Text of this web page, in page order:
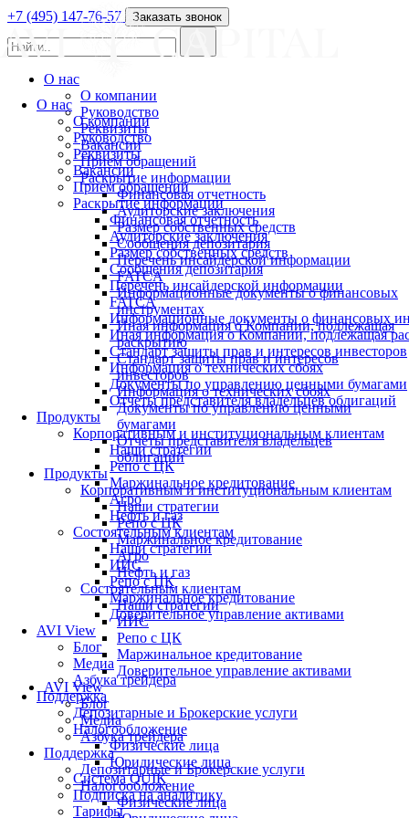
О нас
О компании
Руководство
Реквизиты
Вакансии
Прием обращений
Раскрытие информации
Финансовая отчетность
Аудиторские заключения
Размер собственных средств
Сообщения депозитария
Перечень инсайдерской информации
FATCA
Информационные документы о финансовых
Иная информация о Компании, подлежащая
Стандарт защиты прав и интересов инвесторов
Информация о технических сбоях
Документы по управлению ценными бумагами
Отчеты представителя владельцев облигаций
Продукты
Корпоративным и институциональным клиентам
Наши стратегии
Репо с ЦК
Маржинальное кредитование
Агро
Нефть и газ
Состоятельным клиентам
Наши стратегии
ИИС
Репо с ЦК
Маржинальное кредитование
Доверительное управление активами
AVI View
Блог
Медиа
Азбука трейдера
Поддержка
Депозитарные и Брокерские услуги
Налогообложение
Физические лица
Юридические лица
Система QUIK
Подписка на аналитику
Тарифы
+7 (495) 147-76-57 Заказать звонок
О нас
О компании
Руководство
Реквизиты
Вакансии
Прием обращений
Раскрытие информации
Финансовая отчетность
Аудиторские заключения
Размер собственных средств
Сообщения депозитария
Перечень инсайдерской информации
FATCA
Информационные документы о финансовых
инструментах
Иная информация о Компании, подлежащая
раскрытию
Стандарт защиты прав и интересов
инвесторов
Информация о технических сбоях
Документы по управлению ценными
бумагами
Отчеты представителя владельцев
облигаций
Продукты
Корпоративным и институциональным клиентам
Наши стратегии
Репо с ЦК
Маржинальное кредитование
Агро
Нефть и газ
Состоятельным клиентам
Наши стратегии
ИИС
Репо с ЦК
Маржинальное кредитование
Доверительное управление активами
AVI View
Блог
Медиа
Азбука трейдера
Поддержка
Депозитарные и Брокерские услуги
Налогообложение
Физические лица